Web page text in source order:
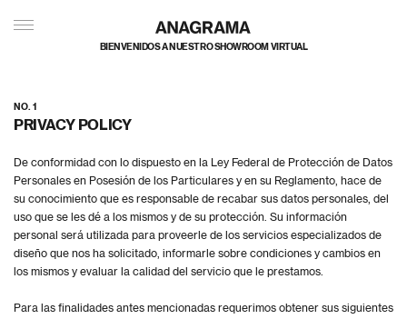
BIENVENIDOS A NUESTRO SHOWROOM VIRTUAL
TERMS AND CONDITIONS
NO. 1
PRIVACY POLICY
De conformidad con lo dispuesto en la Ley Federal de Protección de Datos
Personales en Posesión de los Particulares y en su Reglamento, hace de
su conocimiento que es responsable de recabar sus datos personales, del
uso que se les dé a los mismos y de su protección. Su información
personal será utilizada para proveerle de los servicios especializados de
diseño que nos ha solicitado, informarle sobre condiciones y cambios en
los mismos y evaluar la calidad del servicio que le prestamos.
Para las finalidades antes mencionadas requerimos obtener sus siguientes